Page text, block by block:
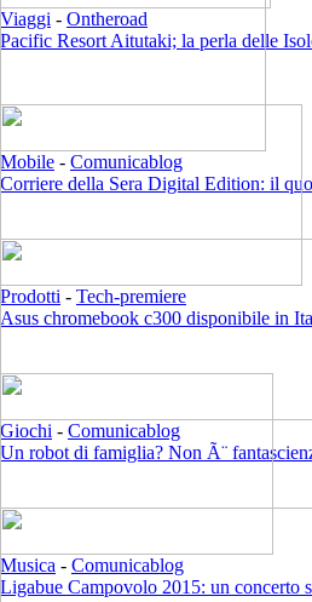
Viaggi - Ontheroad
Pacific Resort Aitutaki; la perla delle
Mobile - Comunicablog
Corriere della Sera Digital Edition: il
Prodotti - Tech-premiere
Asus chromebook c300 disponibile in
Giochi - Comunicablog
Un robot di famiglia? Non Ã¨
Musica - Comunicablog
Ligabue Campovolo 2015: un concerto